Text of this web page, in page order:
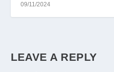
09/11/2024
LEAVE A REPLY